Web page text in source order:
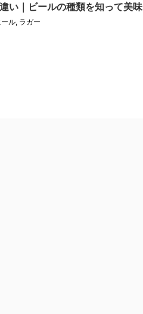
い｜ビールの種類を知って美
ル, ラガー